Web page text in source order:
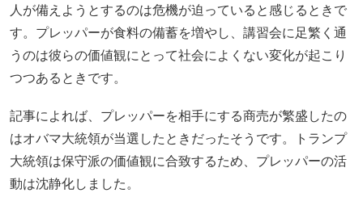
人が備えようとするのは危機が迫っていると感じるときで
す。プレッパーが食料の備蓄を増やし、講習会に足繁く通
うのは彼らの価値観にとって社会によくない変化が起こり
つつあるときです。
記事によれば、プレッパーを相手にする商売が繁盛したの
はオバマ大統領が当選したときだったそうです。トランプ
大統領は保守派の価値観に合致するため、プレッパーの活
動は沈静化しました。